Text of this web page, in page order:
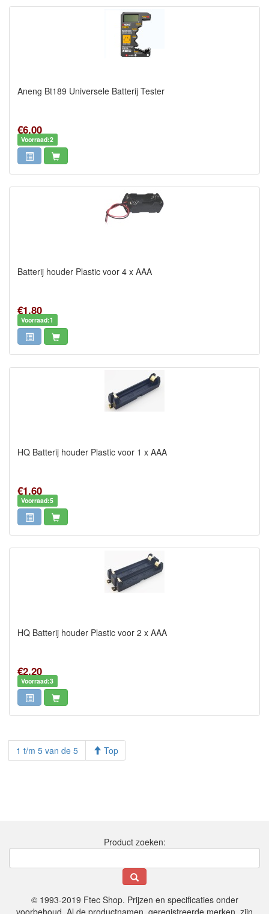
Aneng Bt189 Universele Batterij Tester
€6,00
Voorraad:2
Batterij houder Plastic voor 4 x AAA
€1,80
Voorraad:1
HQ Batterij houder Plastic voor 1 x AAA
€1,60
Voorraad:5
HQ Batterij houder Plastic voor 2 x AAA
€2,20
Voorraad:3
1 t/m 5 van de 5 Top
Product zoeken:
© 1993-2019 Ftec Shop. Prijzen en specificaties onder
voorbehoud. Al de productnamen, geregistreerde merken, zijn